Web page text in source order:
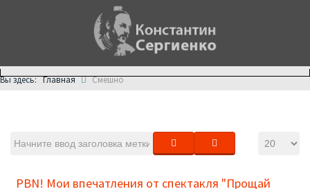
Вы здесь:Главная Смешно
PBN! Мои впечатления от спектакля "Прощай